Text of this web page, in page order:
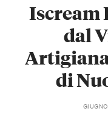
Iscream
dal
di